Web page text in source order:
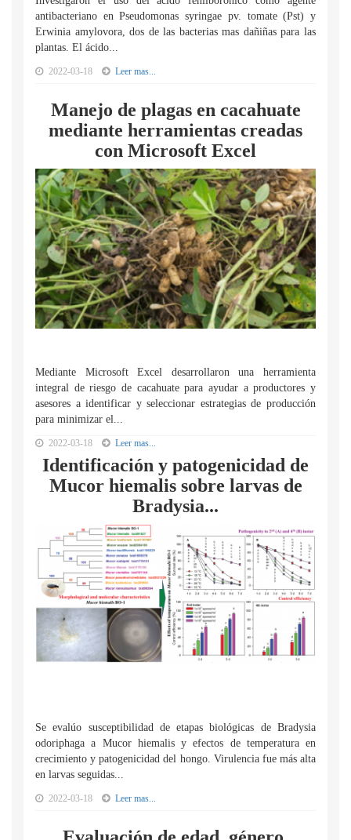
antibacteriano en Pseudomonas syringae pv. tomate (Pst) y
Erwinia amylovora, dos de las bacterias mas dañiñas para las
plantas. El ácido...
2022-03-18 Leer mas...
Manejo de plagas en cacahuate
mediante herramientas creadas
con Microsoft Excel
Mediante Microsoft Excel desarrollaron una herramienta
integral de riesgo de cacahuate para ayudar a productores y
asesores a identificar y seleccionar estrategias de producción
para minimizar el...
2022-03-18 Leer mas...
Identificación y patogenicidad de
Mucor hiemalis sobre larvas de
Bradysia...
Se evalúo susceptibilidad de etapas biológicas de Bradysia
odoriphaga a Mucor hiemalis y efectos de temperatura en
crecimiento y patogenicidad del hongo. Virulencia fue más alta
en larvas seguidas...
2022-03-18 Leer mas...